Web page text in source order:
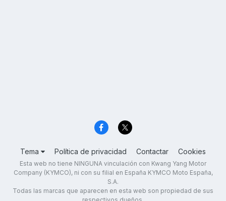
Tema Política de privacidad Contactar Cookies
Esta web no tiene NINGUNA vinculación con Kwang Yang Motor
Company (KYMCO), ni con su filial en España KYMCO Moto España,
S.A.
Todas las marcas que aparecen en esta web son propiedad de sus